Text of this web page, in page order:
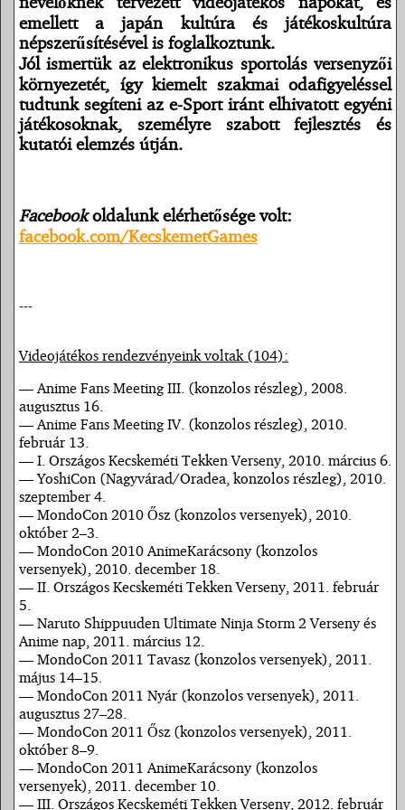
emellett a japán kultúra és játékoskultúra
népszerűsítésével is foglalkoztunk.
Jól ismertük az elektronikus sportolás versenyzői
környezetét, így kiemelt szakmai odafigyeléssel
tudtunk segíteni az e-Sport iránt elhivatott egyéni
játékosoknak, személyre szabott fejlesztés és
kutatói elemzés útján.
Facebookoldalunk elérhetősége volt:
facebook.com/KecskemetGames
---
Videojátékos rendezvényeink voltak (104):
— Anime Fans Meeting III. (konzolos részleg), 2008.
augusztus 16.
— Anime Fans Meeting IV. (konzolos részleg), 2010.
február 13.
— I. Országos Kecskeméti Tekken Verseny, 2010. március 6.
— YoshiCon (Nagyvárad/Oradea, konzolos részleg), 2010.
szeptember 4.
— MondoCon 2010 Ősz (konzolos versenyek), 2010.
október 2–3.
— MondoCon 2010 AnimeKarácsony (konzolos
versenyek), 2010. december 18.
— II. Országos Kecskeméti Tekken Verseny, 2011. február
5.
— Naruto Shippuuden Ultimate Ninja Storm 2 Verseny és
Anime nap, 2011. március 12.
— MondoCon 2011 Tavasz (konzolos versenyek), 2011.
május 14–15.
— MondoCon 2011 Nyár (konzolos versenyek), 2011.
augusztus 27–28.
— MondoCon 2011 Ősz (konzolos versenyek), 2011.
október 8–9.
— MondoCon 2011 AnimeKarácsony (konzolos
versenyek), 2011. december 10.
— III. Országos Kecskeméti Tekken Verseny, 2012. február